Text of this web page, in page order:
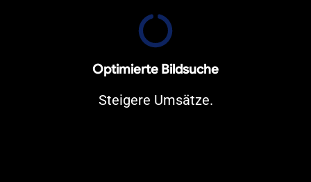
Optimierte Bildsuche
Steigere Umsätze.